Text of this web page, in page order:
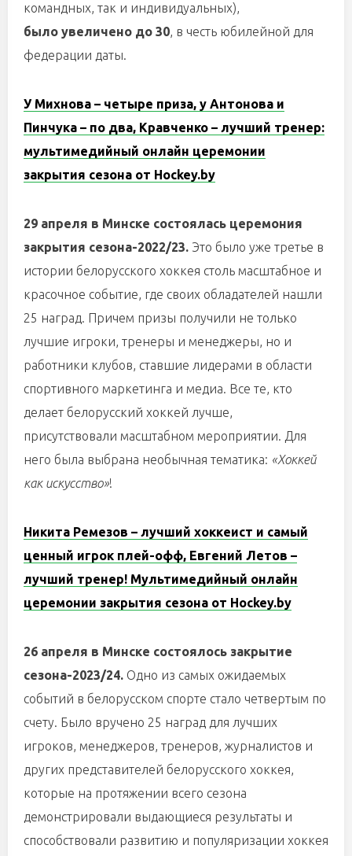
командных, так и индивидуальных),
было увеличено до 30, в честь юбилейной для
федерации даты.
У Михнова – четыре приза, у Антонова и
Пинчука – по два, Кравченко – лучший тренер:
мультимедийный онлайн церемонии
закрытия сезона от Hockey.by
29 апреля в Минске состоялась церемония
закрытия сезона-2022/23. Это было уже третье в
истории белорусского хоккея столь масштабное и
красочное событие, где своих обладателей нашли
25 наград. Причем призы получили не только
лучшие игроки, тренеры и менеджеры, но и
работники клубов, ставшие лидерами в области
спортивного маркетинга и медиа. Все те, кто
делает белорусский хоккей лучше,
присутствовали масштабном мероприятии. Для
него была выбрана необычная тематика: «Хоккей
как искусство»!
Никита Ремезов – лучший хоккеист и самый
ценный игрок плей-офф, Евгений Летов –
лучший тренер! Мультимедийный онлайн
церемонии закрытия сезона от Hockey.by
26 апреля в Минске состоялось закрытие
сезона-2023/24. Одно из самых ожидаемых
событий в белорусском спорте стало четвертым по
счету. Было вручено 25 наград для лучших
игроков, менеджеров, тренеров, журналистов и
других представителей белорусского хоккея,
которые на протяжении всего сезона
демонстрировали выдающиеся результаты и
способствовали развитию и популяризации хоккея